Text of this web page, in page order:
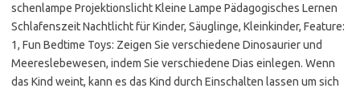
schenlampe Projektionslicht Kleine Lampe Pädagogisches Lernen
Schlafenszeit Nachtlicht für Kinder, Säuglinge, Kleinkinder, Feature:
1, Fun Bedtime Toys: Zeigen Sie verschiedene Dinosaurier und
Meereslebewesen, indem Sie verschiedene Dias einlegen. Wenn
das Kind weint, kann es das Kind durch Einschalten lassen um sich